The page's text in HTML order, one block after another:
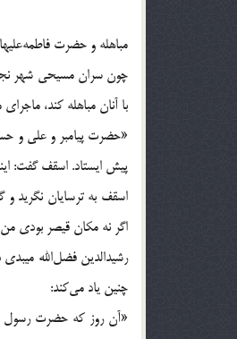
مباهله و حضرت
چون سران مسيحى شهر
با آنان مباهله كند،
«حضرت پيامبر و على و
پيش ايستاد. اسقف گفت:
اسقف به ترسايان نگريد
اگر نه مكان قيصر بودى من
چنين ياد مى‌كند:
«آن روز كه حضرت رسول